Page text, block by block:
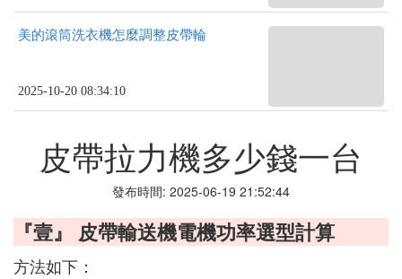
美的滾筒洗衣機怎麼調整皮帶輪
2025-10-20 08:34:10
皮帶拉力機多少錢一台
發布時間: 2025-06-19 21:52:44
『壹』 皮帶輸送機電機功率選型計算
方法如下：